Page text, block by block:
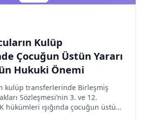
Kulüp
Çocuğun Üstün Yararı
Hukuki Önemi
kulüp transferlerinde Birleşmiş
Sözleşmesi’nin 3. ve 12.
hükümleri ışığında çocuğun üstün